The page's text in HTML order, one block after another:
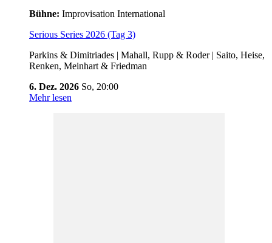
Bühne: Improvisation International
Serious Series 2026 (Tag 3)
Parkins & Dimitriades | Mahall, Rupp & Roder | Saito, Heise,
Renken, Meinhart & Friedman
6. Dez. 2026 So, 20:00
Mehr lesen